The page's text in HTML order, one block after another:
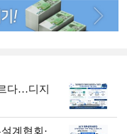
다…디지
계협회·